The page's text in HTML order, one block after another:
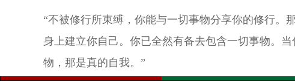
“不被修行所束缚，你能与一切事物分享你的修行。
身上建立你自己。你已全然有备去包含一切事物。
物，那是真的自我。”